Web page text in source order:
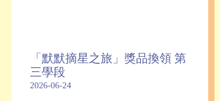
「默默摘星之旅」獎品換領 第
三學段
2026-06-24